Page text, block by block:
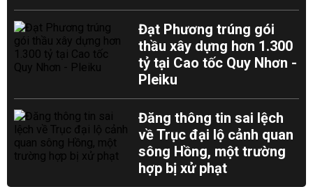
Đạt Phương trúng gói
thầu xây dựng hơn 1.300
tỷ tại Cao tốc Quy Nhơn -
Pleiku
Đăng thông tin sai lệch
về Trục đại lộ cảnh quan
sông Hồng, một trường
hợp bị xử phạt